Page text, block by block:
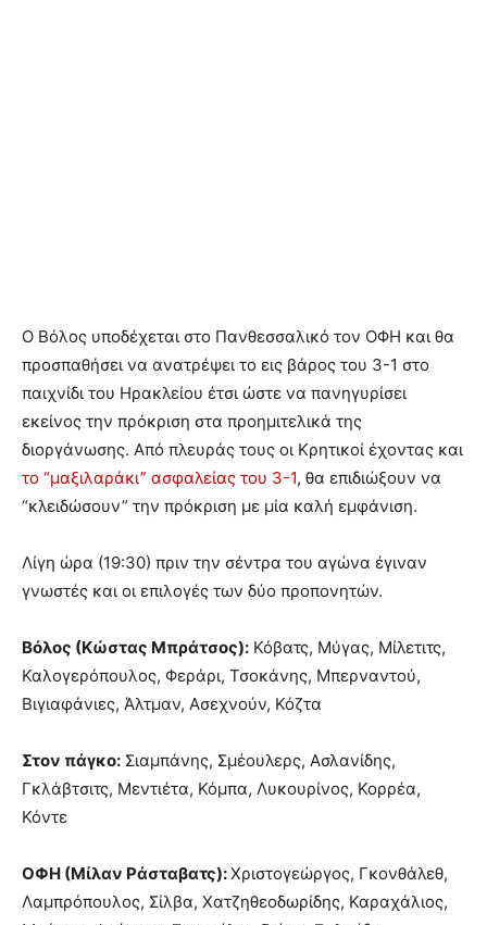
Ο Βόλος υποδέχεται στο Πανθεσσαλικό τον ΟΦΗ και θα
προσπαθήσει να ανατρέψει το εις βάρος του 3-1 στο
παιχνίδι του Ηρακλείου έτσι ώστε να πανηγυρίσει
εκείνος την πρόκριση στα προημιτελικά της
διοργάνωσης. Από πλευράς τους οι Κρητικοί έχοντας και
το “μαξιλαράκι” ασφαλείας του 3-1, θα επιδιώξουν να
“κλειδώσουν” την πρόκριση με μία καλή εμφάνιση.
Λίγη ώρα (19:30) πριν την σέντρα του αγώνα έγιναν
γνωστές και οι επιλογές των δύο προπονητών.
Βόλος (Κώστας Μπράτσος): Κόβατς, Μύγας, Μίλετιτς,
Καλογερόπουλος, Φεράρι, Τσοκάνης, Μπερναντού,
Βιγιαφάνιες, Άλτμαν, Ασεχνούν, Κόζτα
Στον πάγκο: Σιαμπάνης, Σμέουλερς, Ασλανίδης,
Γκλάβτσιτς, Μεντιέτα, Κόμπα, Λυκουρίνος, Κορρέα,
Κόντε
ΟΦΗ (Μίλαν Ράσταβατς):Χριστογεώργος, Γκονθάλεθ,
Λαμπρόπουλος, Σίλβα, Χατζηθεοδωρίδης, Καραχάλιος,